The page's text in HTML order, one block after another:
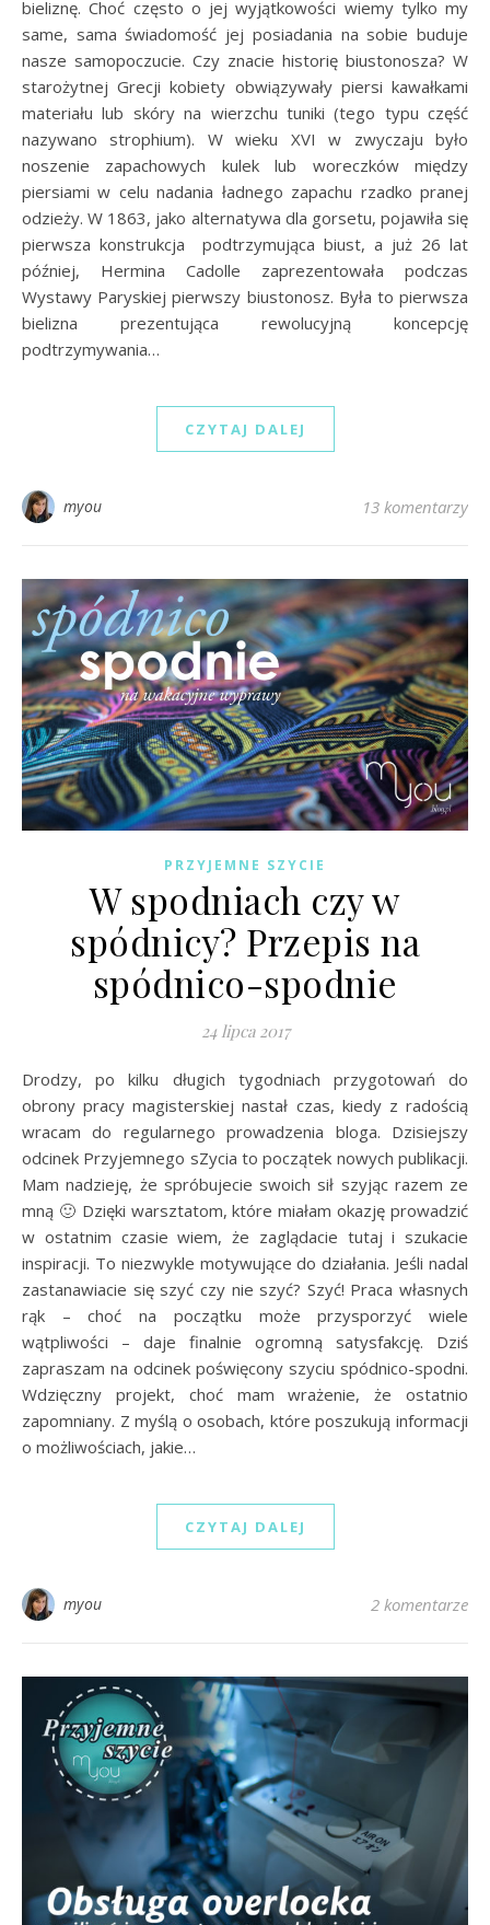
bieliznę. Choć często o jej wyjątkowości wiemy tylko my
same, sama świadomość jej posiadania na sobie buduje
nasze samopoczucie. Czy znacie historię biustonosza? W
starożytnej Grecji kobiety obwiązywały piersi kawałkami
materiału lub skóry na wierzchu tuniki (tego typu część
nazywano strophium). W wieku XVI w zwyczaju było
noszenie zapachowych kulek lub woreczków między
piersiami w celu nadania ładnego zapachu rzadko pranej
odzieży. W 1863, jako alternatywa dla gorsetu, pojawiła się
pierwsza konstrukcja podtrzymująca biust, a już 26 lat
później, Hermina Cadolle zaprezentowała podczas
Wystawy Paryskiej pierwszy biustonosz. Była to pierwsza
bielizna prezentująca rewolucyjną koncepcję
podtrzymywania…
CZYTAJ DALEJ
myou 13 komentarzy
PRZYJEMNE SZYCIE
W spodniach czy w
spódnicy? Przepis na
spódnico-spodnie
24 lipca 2017
Drodzy, po kilku długich tygodniach przygotowań do
obrony pracy magisterskiej nastał czas, kiedy z radością
wracam do regularnego prowadzenia bloga. Dzisiejszy
odcinek Przyjemnego sZycia to początek nowych publikacji.
Mam nadzieję, że spróbujecie swoich sił szyjąc razem ze
mną 🙂 Dzięki warsztatom, które miałam okazję prowadzić
w ostatnim czasie wiem, że zaglądacie tutaj i szukacie
inspiracji. To niezwykle motywujące do działania. Jeśli nadal
zastanawiacie się szyć czy nie szyć? Szyć! Praca własnych
rąk – choć na początku może przysporzyć wiele
wątpliwości – daje finalnie ogromną satysfakcję. Dziś
zapraszam na odcinek poświęcony szyciu spódnico-spodni.
Wdzięczny projekt, choć mam wrażenie, że ostatnio
zapomniany. Z myślą o osobach, które poszukują informacji
o możliwościach, jakie…
CZYTAJ DALEJ
myou 2 komentarze